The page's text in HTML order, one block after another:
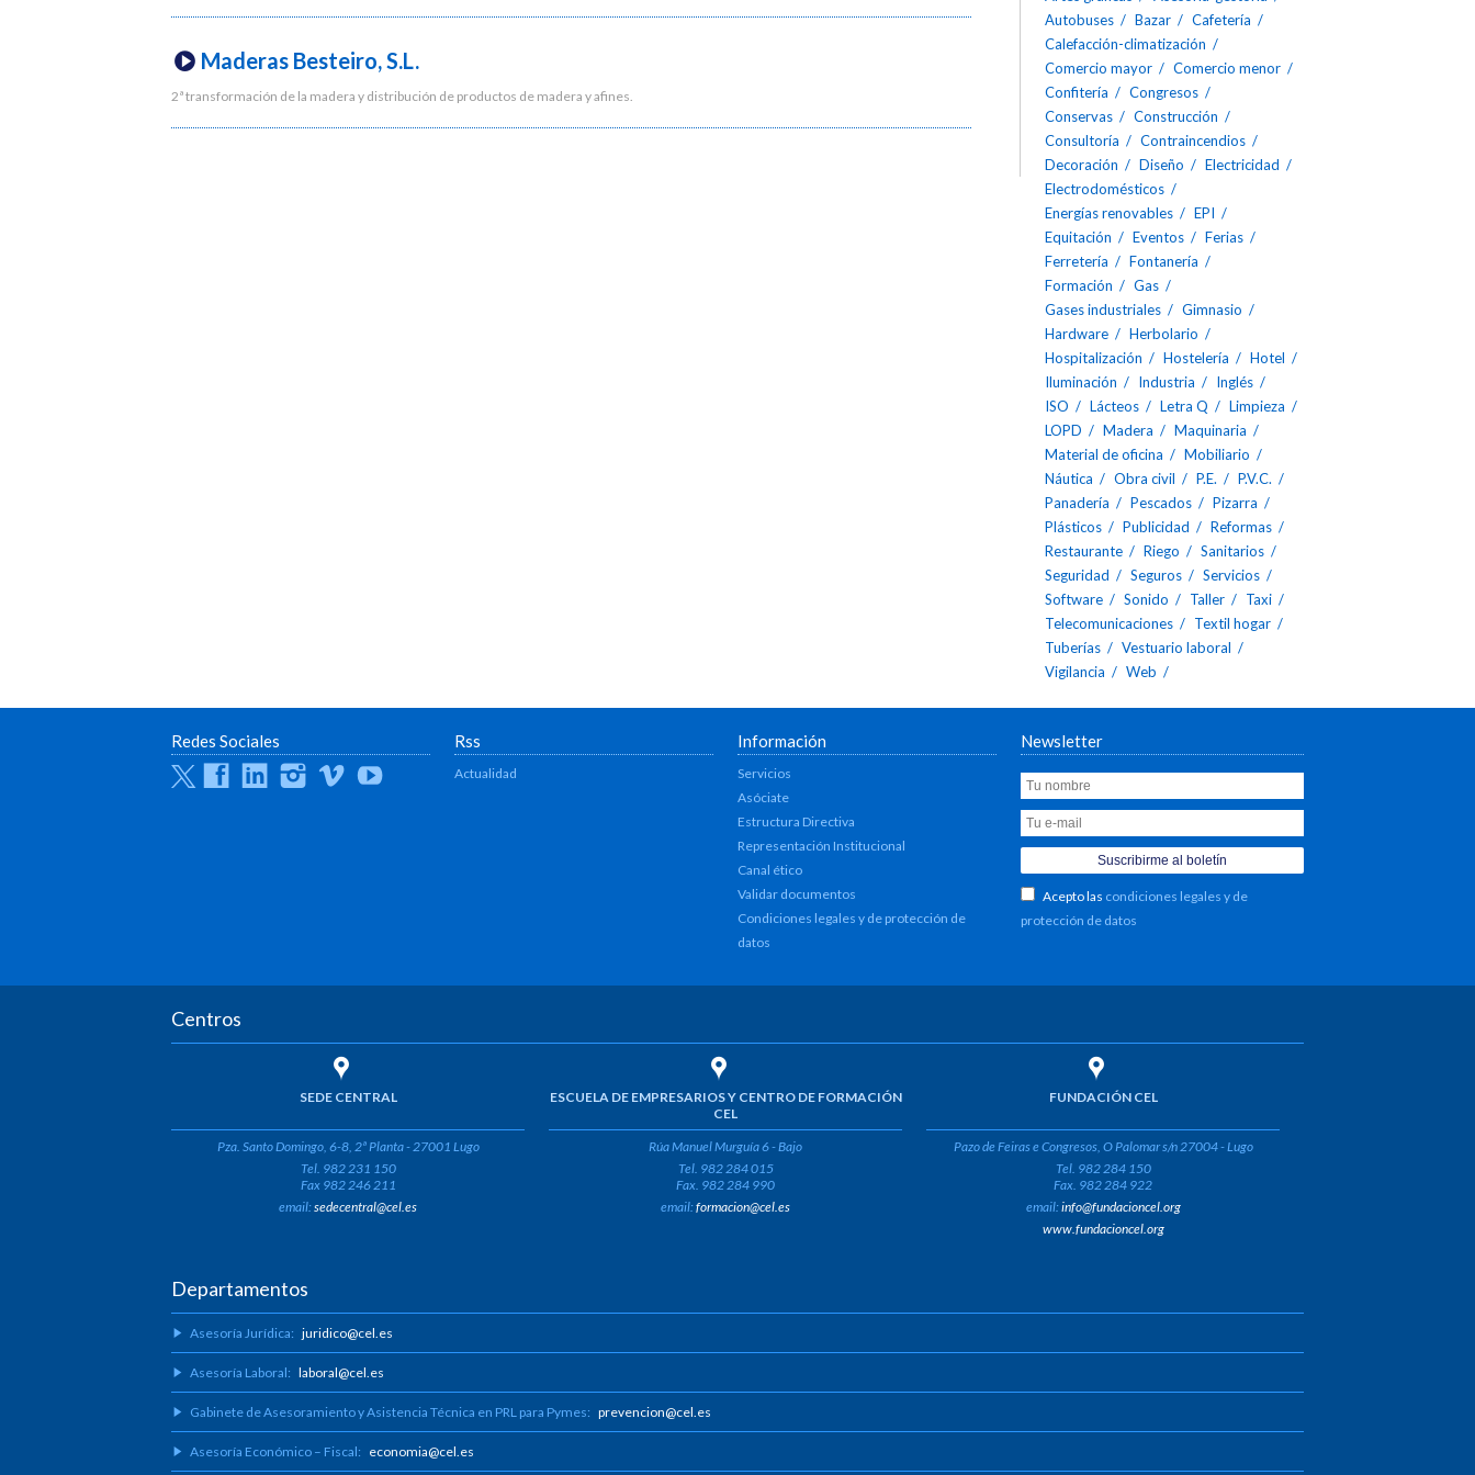
Maderas Besteiro, S.L.
2ª transformación de la madera y distribución de productos de madera y afines.
Autobuses
Bazar
Cafetería
Calefacción-climatización
Comercio mayor
Comercio menor
Confitería
Congresos
Conservas
Construcción
Consultoría
Contraincendios
Decoración
Diseño
Electricidad
Electrodomésticos
Energías renovables
EPI
Equitación
Eventos
Ferias
Ferretería
Fontanería
Formación
Gas
Gases industriales
Gimnasio
Hardware
Herbolario
Hospitalización
Hostelería
Hotel
Iluminación
Industria
Inglés
ISO
Lácteos Letra Q
Limpieza
LOPD
Madera
Maquinaria
Material de oficina
Mobiliario
Náutica
Obra civil P.E.
P.V.C.
Panadería
Pescados
Pizarra
Plásticos
Publicidad
Reformas
Restaurante
Riego
Sanitarios
Seguridad
Seguros
Servicios
Software
Sonido Taller
Taxi
Telecomunicaciones
Textil hogar
Tuberías
Vestuario laboral
Vigilancia
Web
Redes Sociales
TwitterFacebookLinkedinInstagram
Vimeo Youtube
Rss
Actualidad
Información
Servicios
Asóciate
Estructura Directiva
Representación Institucional
Canal ético
Validar documentos
Condiciones legales y de protección de
datos
Newsletter
Acepto las condiciones legales y de
protección de datos
Centros
SEDE CENTRAL
Pza. Santo Domingo, 6-8, 2ª Planta - 27001 Lugo
Tel. 982 231 150
Fax 982 246 211
email:sedecentral@cel.es
ESCUELA DE EMPRESARIOS Y CENTRO DE FORMACIÓN
CEL
Rúa Manuel Murguía 6 - Bajo
Tel. 982 284 015
Fax. 982 284 990
email:formacion@cel.es
FUNDACIÓN CEL
Pazo de Feiras e Congresos, O Palomar s/n 27004 - Lugo
Tel. 982 284 150
Fax. 982 284 922
email:info@fundacioncel.org
www.fundacioncel.org
Departamentos
Asesoría Jurídica: juridico@cel.es
Asesoría Laboral: laboral@cel.es
Gabinete de Asesoramiento y Asistencia Técnica en PRL para Pymes: prevencion@cel.es
Asesoría Económico – Fiscal: economia@cel.es